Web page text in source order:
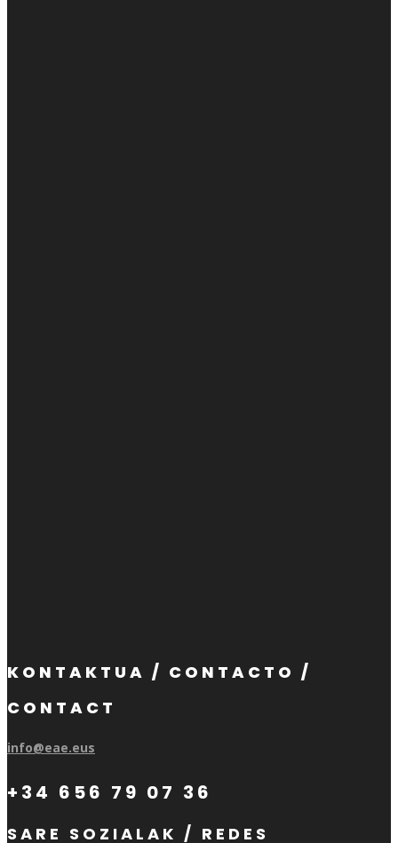
KONTAKTUA / CONTACTO /
CONTACT
info@eae.eus
+34 656 79 07 36
SARE SOZIALAK / REDES